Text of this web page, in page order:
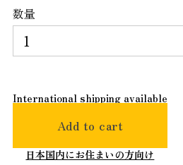
数量
International shipping available
Add to cart
日本国内にお住まいの方向け